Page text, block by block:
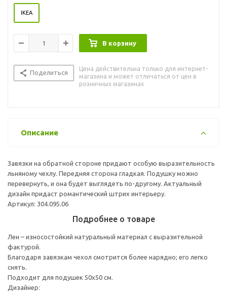
IKEA
В корзину
Поделиться
Цена действительна только для интернет-
магазина и может отличаться от цен в
розничных магазинах
Описание
Завязки на обратной стороне придают особую выразительность
льняному чехлу. Передняя сторона гладкая. Подушку можно
перевернуть, и она будет выглядеть по-другому. Актуальный
дизайн придаст романтический штрих интерьеру.
Артикул: 304.095.06
Подробнее о товаре
Лен – износостойкий натуральный материал с выразительной
фактурой.
Благодаря завязкам чехол смотрится более нарядно; его легко
снять.
Подходит для подушек 50x50 см.
Дизайнер: